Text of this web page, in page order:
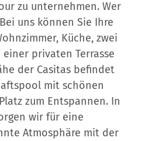
uns können Sie Ihre
Küche, zwei
privaten Terrasse
der Casitas befindet
mit schönen
zum Entspannen. In
wir für eine
Atmosphäre mit der
Wir tun alles, damit